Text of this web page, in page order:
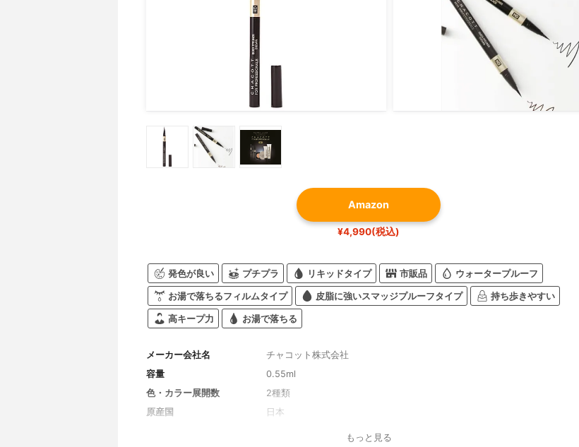
Amazon
¥4,990(税込)
発色が良い プチプラ リキッドタイプ 市販品 ウォータープルーフ
お湯で落ちるフィルムタイプ 皮脂に強いスマッジプルーフタイプ 持ち歩きやすい
高キープ力 お湯で落ちる
メーカー会社名
チャコット株式会社
容量
0.55ml
色・カラー展開数
2種類
原産国
日本
もっと見る